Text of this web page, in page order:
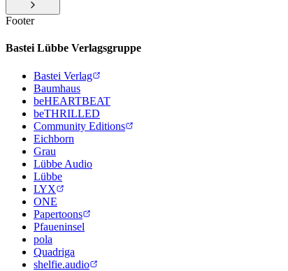
Footer
Bastei Lübbe Verlagsgruppe
Bastei Verlag
Baumhaus
beHEARTBEAT
beTHRILLED
Community Editions
Eichborn
Grau
Lübbe Audio
Lübbe
LYX
ONE
Papertoons
Pfaueninsel
pola
Quadriga
shelfie.audio